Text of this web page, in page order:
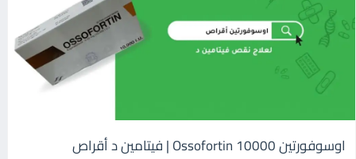
اوسوفورتين 10000 Ossofortin | فيتامين د أقراص